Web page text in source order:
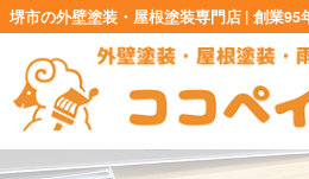
堺市の外壁塗装・屋根塗装専門店 | 創業95